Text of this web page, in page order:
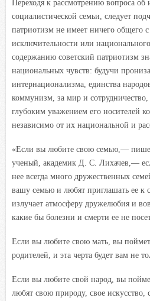
Переходя к рассмотрению вопроса об
социалистической семьи, следует
патриотизм не имеет ничего общего
исключительности или
содержанию советский патриотизм
национальных чувств: будучи
интернационализма, единства
коммунизм, за мир и сотрудничество,
глубоким уважением его носителей
независимо от их национальной и
«Если вы любите свою семью,—
ученый, академик Д. С. Лихачев,—
нее всегда много дружественных
вашу семью и любят приглашать ее к
излучает атмосферу дружелюбия и
какие бы болезни и смерти ее не
Если вы любите свою мать, вы
родителей, и эта черта будет вам не
Если вы любите свой народ, вы
любят свою природу, свое искусство,